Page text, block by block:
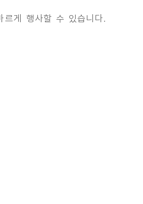
르게 행사할 수 있습니다.